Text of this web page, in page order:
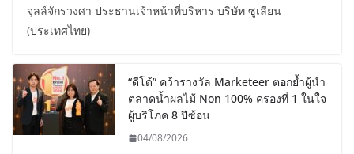
จุลล์จักรวงศา ประธานเจ้าหน้าที่บริหาร บริษัท ซูเลียน
(ประเทศไทย)
“ดีโด้” คว้ารางวัล Marketeer ตอกย้ำผู้นำ
ตลาดน้ำผลไม้ Non 100% ครองที่ 1 ในใจ
ผู้บริโภค 8 ปีซ้อน
04/08/2026